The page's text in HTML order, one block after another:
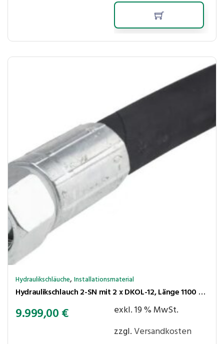
Hydraulikschläuche,Installationsmaterial
Hydraulikschlauch 2-SN mit 2 x DKOL-12, Länge 1100 mm, Nennweite DN 10, Rohr ⌀12 mm, Gewinde M18x1,5, 330 bar
9.999,00€
exkl. 19 % MwSt.
zzgl.Versandkosten